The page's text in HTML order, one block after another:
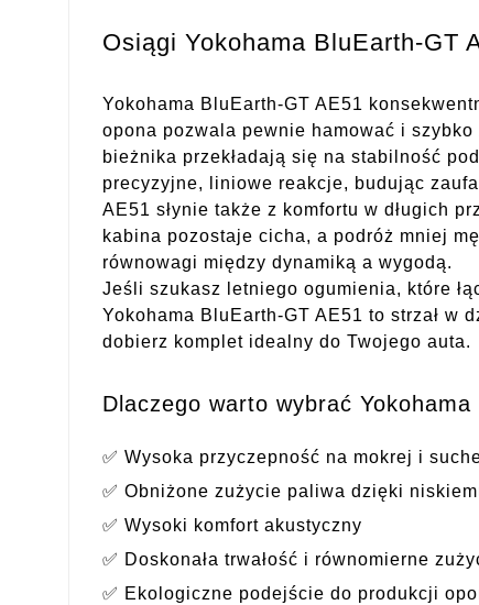
Osiągi Yokohama BluEarth-GT
Yokohama BluEarth-GT AE51
opona pozwala pewnie hamować i
bieżnika przekładają się na stabilność
precyzyjne, liniowe reakcje, budując
AE51 słynie także z komfortu w długich
kabina pozostaje cicha, a podróż mniej
równowagi między dynamiką a wygodą.
Jeśli szukasz letniego ogumienia, które
Yokohama BluEarth-GT AE51 to strzał w
dobierz komplet idealny do Twojego auta.
Dlaczego warto wybrać
✅ Wysoka przyczepność na mokrej i
✅ Obniżone zużycie paliwa dzięki
✅ Wysoki komfort akustyczny
✅ Doskonała trwałość i równomierne
✅ Ekologiczne podejście do produkcji